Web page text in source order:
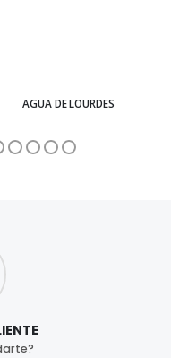
AGUA DE LOURDES